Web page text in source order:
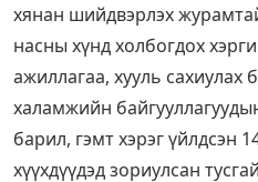
хянан шийдвэрлэх
насны хүнд холбогдох
ажиллагаа, хууль сахиулах
халамжийн
барил, гэмт хэрэг үйлдсэн
хүүхдүүдэд зориулсан